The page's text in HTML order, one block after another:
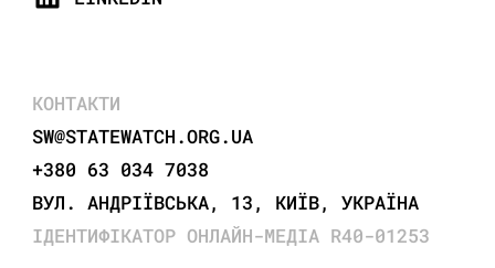
КОНТАКТИ
SW@STATEWATCH.ORG.UA
+380 63 034 7038
ВУЛ. АНДРІЇВСЬКА, 13, КИЇВ, УКРАЇНА
ІДЕНТИФІКАТОР ОНЛАЙН-МЕДІА R40-01253